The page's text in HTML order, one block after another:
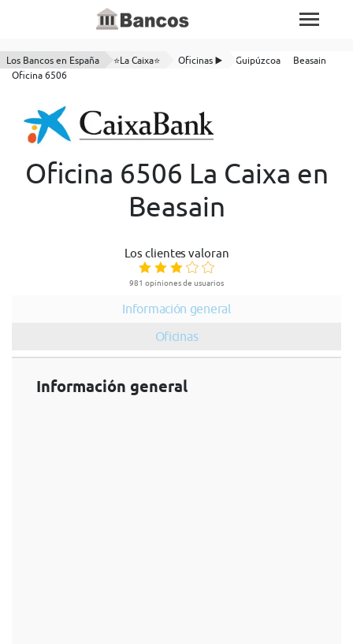
Los Bancos en España ⭐La Caixa⭐ Oficinas ▶️ Guipúzcoa
Beasain
Oficina 6506
Oficina 6506 La Caixa en
Beasain
Los clientes valoran
981 opiniones de usuarios
Información general
Oficinas
Información general